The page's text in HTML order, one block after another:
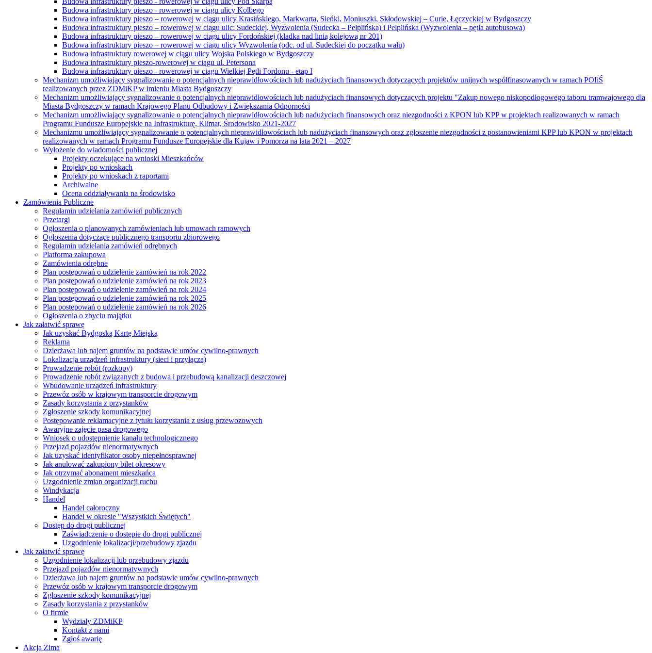
Budowa infrastruktury pieszo - rowerowej w ciągu ulicy Kolbego
Budowa infrastruktury pieszo – rowerowej w ciągu ulicy Krasińskiego, Markwarta, Sieńki, Moniuszki, Skłodowskiej – Curie, Łęczyckiej w Bydgoszczy
Budowa infrastruktury pieszo – rowerowej w ciągu ulic: Sudeckiej, Wyzwolenia (Sudecka – Pelplińska) i Pelplińska (Wyzwolenia – pętla autobusowa)
Budowa infrastruktury pieszo – rowerowej w ciągu ulicy Fordońskiej (kładka nad linią kolejową nr 201)
Budowa infrastruktury pieszo – rowerowej w ciągu ulicy Wyzwolenia (odc. od ul. Sudeckiej do początku wału)
Budowa infrastruktury rowerowej w ciągu ulicy Wojska Polskiego w Bydgoszczy
Budowa infrastruktury pieszo-rowerowej w ciągu ul. Petersona
Budowa infrastruktury pieszo - rowerowej w ciągu Wielkiej Pętli Fordonu - etap I
Mechanizm umożliwiający sygnalizowanie o potencjalnych nieprawidłowościach lub nadużyciach finansowych dotyczących projektów unijnych współfinasowanych w ramach POIiŚ
realizowanych przez ZDMiKP w imieniu Miasta Bydgoszczy
Mechanizm umożliwiający sygnalizowanie o potencjalnych nieprawidłowościach lub nadużyciach finansowych dotyczących projektu "Zakup nowego niskopodłogowego taboru tramwajowego dla
Miasta Bydgoszczy w ramach Krajowego Planu Odbudowy i Zwiększania Odporności
Mechanizm umożliwiający sygnalizowanie o potencjalnych nieprawidłowościach lub nadużyciach finansowych oraz niezgodności z KPON lub KPP w projektach realizowanych w ramach
Programu Fundusze Europejskie na Infrastrukturę, Klimat, Środowisko 2021-2027
Mechanizmu umożliwiający sygnalizowanie o potencjalnych nieprawidłowościach lub nadużyciach finansowych oraz zgłoszenie niezgodności z postanowieniami KPP lub KPON w projektach
realizowanych w ramach Programu Fundusze Europejskie dla Kujaw i Pomorza na lata 2021 – 2027
Wyłożenie do wiadomości publicznej
Projekty oczekujące na wnioski Mieszkańców
Projekty po wnioskach
Projekty po wnioskach z raportami
Archiwalne
Ocena oddziaływania na środowisko
Zamówienia Publiczne
Regulamin udzielania zamówień publicznych
Przetargi
Ogłoszenia o planowanych zamówieniach lub umowach ramowych
Ogłoszenia dotyczące publicznego transportu zbiorowego
Regulamin udzielania zamówień odrębnych
Platforma zakupowa
Zamówienia odrębne
Plan postępowań o udzielenie zamówień na rok 2022
Plan postępowań o udzielenie zamówień na rok 2023
Plan postępowań o udzielenie zamówień na rok 2024
Plan postępowań o udzielenie zamówień na rok 2025
Plan postępowań o udzielenie zamówień na rok 2026
Ogłoszenia o zbyciu majątku
Jak załatwić sprawę
Jak uzyskać Bydgoską Kartę Miejską
Reklama
Dzierżawa lub najem gruntów na podstawie umów cywilno-prawnych
Lokalizacja urządzeń infrastruktury (sieci i przyłącza)
Prowadzenie robót (rozkopy)
Prowadzenie robót związanych z budowa i przebudową kanalizacji deszczowej
Wbudowanie urządzeń infrastruktury
Przewóz osób w krajowym transporcie drogowym
Zasady korzystania z przystanków
Zgłoszenie szkody komunikacyjnej
Postępowanie reklamacyjne z tytułu korzystania z usług przewozowych
Awaryjne zajęcie pasa drogowego
Wniosek o udostępnienie kanału technologicznego
Przejazd pojazdów nienormatywnych
Jak uzyskać identyfikator osoby niepełnosprawnej
Jak anulować zakupiony bilet okresowy
Jak otrzymać abonament mieszkańca
Uzgodnienie zmian organizacji ruchu
Windykacja
Handel
Handel całoroczny
Handel w okresie "Wszystkich Świętych"
Dostęp do drogi publicznej
Zaświadczenie o dostępie do drogi publicznej
Uzgodnienie lokalizacji/przebudowy zjazdu
Jak załatwić sprawę
Uzgodnienie lokalizacji lub przebudowy zjazdu
Przejazd pojazdów nienormatywnych
Dzierżawa lub najem gruntów na podstawie umów cywilno-prawnych
Przewóz osób w krajowym transporcie drogowym
Zgłoszenie szkody komunikacyjnej
Zasady korzystania z przystanków
O firmie
Wydziały ZDMiKP
Kontakt z nami
Zgłoś awarię
Akcja Zima